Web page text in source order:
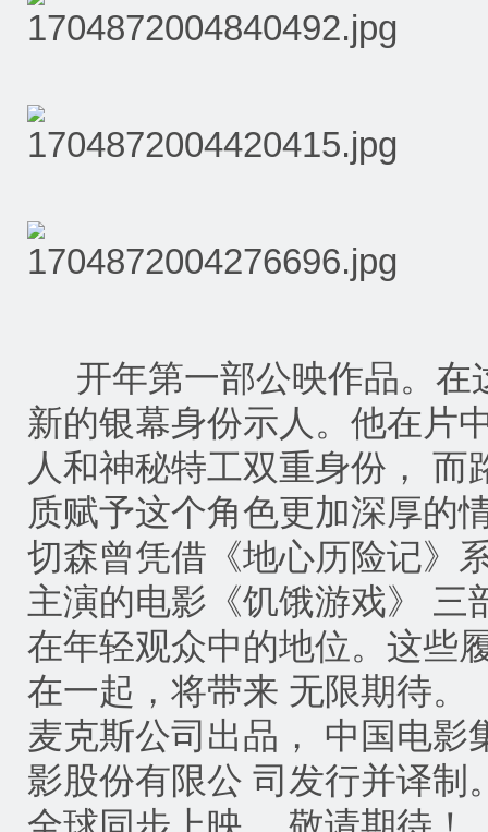
开年第一部公映作品。在
新的银幕身份示人。他在片
人和神秘特工双重身份， 而
质赋予这个角色更加深厚的
切森曾凭借《地心历险记》
主演的电影《饥饿游戏》 三
在年轻观众中的地位。这些
在一起，将带来 无限期待。
麦克斯公司出品， 中国电影
影股份有限公 司发行并译制